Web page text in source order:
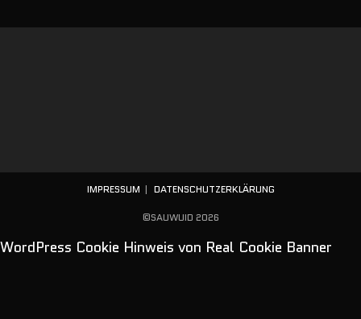
IMPRESSUM DATENSCHUTZERKLÄRUNG
©SAUWUID 2026
WordPress Cookie Hinweis von Real Cookie Banner